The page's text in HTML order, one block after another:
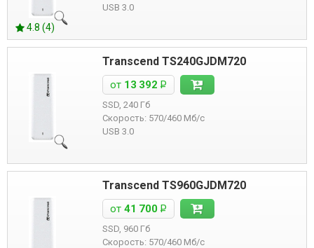
4.8 (4)
USB 3.0
Transcend TS240GJDM720
от 13 392 Р
SSD, 240 Гб
Скорость: 570/460 Мб/с
USB 3.0
Transcend TS960GJDM720
от 41 700 Р
SSD, 960 Гб
Скорость: 570/460 Мб/с